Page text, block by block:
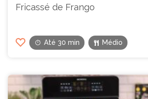
Fricassé de Frango
Até 30 min Médio